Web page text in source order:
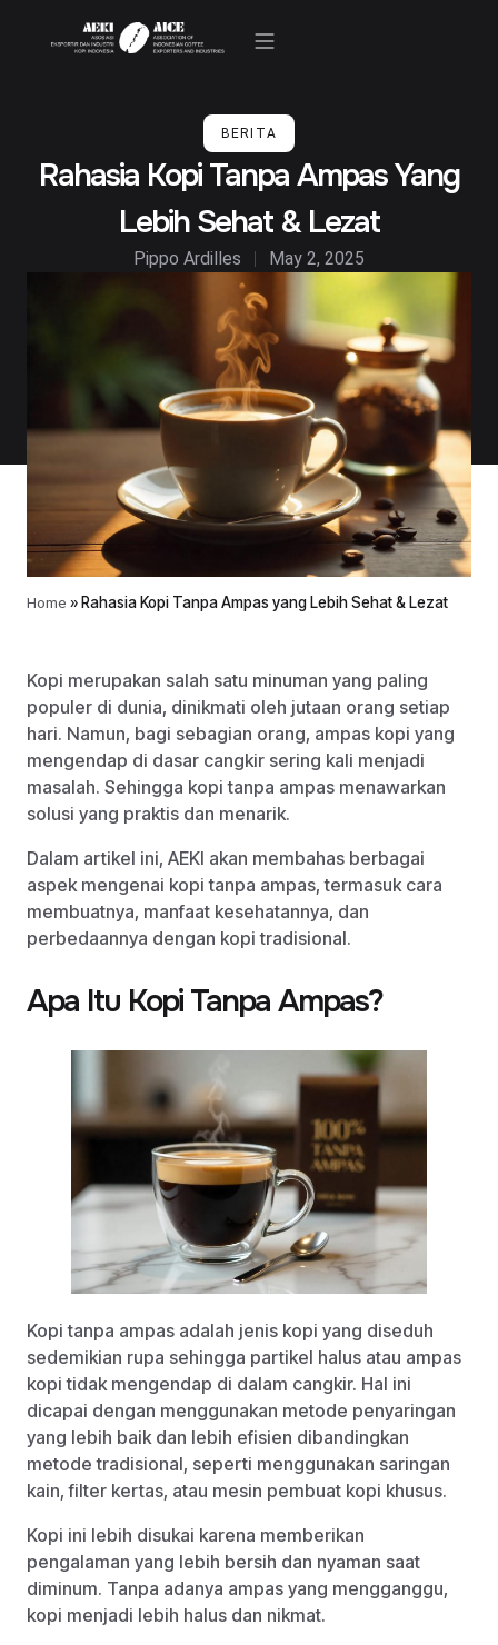
BERITA
Rahasia Kopi Tanpa Ampas Yang
Lebih Sehat & Lezat
Pippo Ardilles May 2, 2025
Home » Rahasia Kopi Tanpa Ampas yang Lebih Sehat & Lezat
Kopi merupakan salah satu minuman yang paling
populer di dunia, dinikmati oleh jutaan orang setiap
hari. Namun, bagi sebagian orang, ampas kopi yang
mengendap di dasar cangkir sering kali menjadi
masalah. Sehingga kopi tanpa ampas menawarkan
solusi yang praktis dan menarik.
Dalam artikel ini, AEKI akan membahas berbagai
aspek mengenai kopi tanpa ampas, termasuk cara
membuatnya, manfaat kesehatannya, dan
perbedaannya dengan kopi tradisional.
Apa Itu Kopi Tanpa Ampas?
Kopi tanpa ampas adalah jenis kopi yang diseduh
sedemikian rupa sehingga partikel halus atau ampas
kopi tidak mengendap di dalam cangkir. Hal ini
dicapai dengan menggunakan metode penyaringan
yang lebih baik dan lebih efisien dibandingkan
metode tradisional, seperti menggunakan saringan
kain, filter kertas, atau mesin pembuat kopi khusus.
Kopi ini lebih disukai karena memberikan
pengalaman yang lebih bersih dan nyaman saat
diminum. Tanpa adanya ampas yang mengganggu,
kopi menjadi lebih halus dan nikmat.